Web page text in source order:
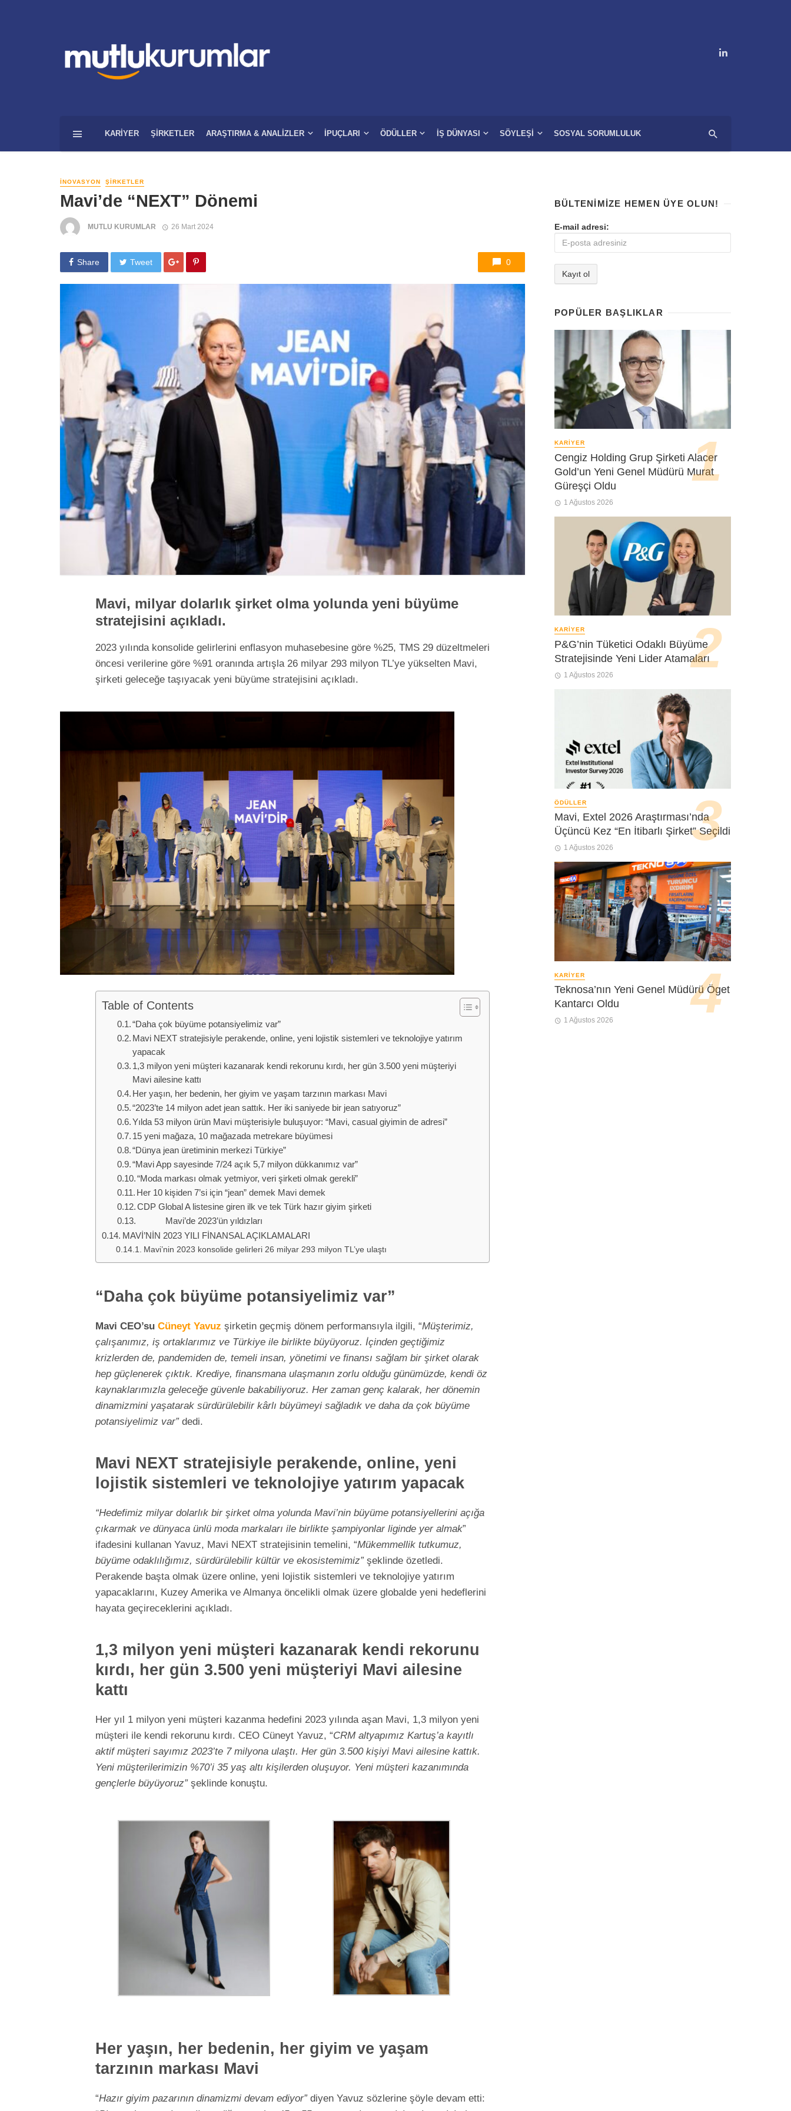
KARIYER ŞIRKETLER ARAŞTIRMA & ANALIZLER İPUÇLARI ÖDÜLLER İŞ DÜNYASI SÖYLEŞI SOSYAL SORUMLULUK
İNOVASYON ŞIRKETLER
Mavi’de “NEXT” Dönemi
MUTLU KURUMLAR 26 Mart 2024
Share Tweet 0
Mavi, milyar dolarlık şirket olma yolunda yeni büyüme
stratejisini açıkladı.
2023 yılında konsolide gelirlerini enflasyon muhasebesine göre %25, TMS 29 düzeltmeleri
öncesi verilerine göre %91 oranında artışla 26 milyar 293 milyon TL’ye yükselten Mavi,
şirketi geleceğe taşıyacak yeni büyüme stratejisini açıkladı.
Table of Contents
“Daha çok büyüme potansiyelimiz var”
Mavi NEXT stratejisiyle perakende, online, yeni lojistik sistemleri ve teknolojiye yatırım
yapacak
1,3 milyon yeni müşteri kazanarak kendi rekorunu kırdı, her gün 3.500 yeni müşteriyi
Mavi ailesine kattı
Her yaşın, her bedenin, her giyim ve yaşam tarzının markası Mavi
“2023’te 14 milyon adet jean sattık. Her iki saniyede bir jean satıyoruz”
Yılda 53 milyon ürün Mavi müşterisiyle buluşuyor: “Mavi, casual giyimin de adresi”
15 yeni mağaza, 10 mağazada metrekare büyümesi
“Dünya jean üretiminin merkezi Türkiye”
“Mavi App sayesinde 7/24 açık 5,7 milyon dükkanımız var”
“Moda markası olmak yetmiyor, veri şirketi olmak gerekli”
Her 10 kişiden 7’si için “jean” demek Mavi demek
CDP Global A listesine giren ilk ve tek Türk hazır giyim şirketi
Mavi’de 2023’ün yıldızları
MAVİ’NİN 2023 YILI FİNANSAL AÇIKLAMALARI
Mavi’nin 2023 konsolide gelirleri 26 milyar 293 milyon TL’ye ulaştı
“Daha çok büyüme potansiyelimiz var”
Mavi CEO’su Cüneyt Yavuz şirketin geçmiş dönem performansıyla ilgili, “Müşterimiz,
çalışanımız, iş ortaklarımız ve Türkiye ile birlikte büyüyoruz. İçinden geçtiğimiz
krizlerden de, pandemiden de, temeli insan, yönetimi ve finansı sağlam bir şirket olarak
hep güçlenerek çıktık. Krediye, finansmana ulaşmanın zorlu olduğu günümüzde, kendi öz
kaynaklarımızla geleceğe güvenle bakabiliyoruz. Her zaman genç kalarak, her dönemin
dinamizmini yaşatarak sürdürülebilir kârlı büyümeyi sağladık ve daha da çok büyüme
potansiyelimiz var”dedi.
Mavi NEXT stratejisiyle perakende, online, yeni
lojistik sistemleri ve teknolojiye yatırım yapacak
“Hedefimiz milyar dolarlık bir şirket olma yolunda Mavi’nin büyüme potansiyellerini açığa
çıkarmak ve dünyaca ünlü moda markaları ile birlikte şampiyonlar liginde yer almak”
ifadesini kullanan Yavuz, Mavi NEXT stratejisinin temelini, “Mükemmellik tutkumuz,
büyüme odaklılığımız, sürdürülebilir kültür ve ekosistemimiz”şeklinde özetledi.
Perakende başta olmak üzere online, yeni lojistik sistemleri ve teknolojiye yatırım
yapacaklarını, Kuzey Amerika ve Almanya öncelikli olmak üzere globalde yeni hedeflerini
hayata geçireceklerini açıkladı.
1,3 milyon yeni müşteri kazanarak kendi rekorunu
kırdı, her gün 3.500 yeni müşteriyi Mavi ailesine
kattı
Her yıl 1 milyon yeni müşteri kazanma hedefini 2023 yılında aşan Mavi, 1,3 milyon yeni
müşteri ile kendi rekorunu kırdı. CEO Cüneyt Yavuz, “CRM altyapımız Kartuş’a kayıtlı
aktif müşteri sayımız 2023’te 7 milyona ulaştı. Her gün 3.500 kişiyi Mavi ailesine kattık.
Yeni müşterilerimizin %70’i 35 yaş altı kişilerden oluşuyor. Yeni müşteri kazanımında
gençlerle büyüyoruz”şeklinde konuştu.
Her yaşın, her bedenin, her giyim ve yaşam
tarzının markası Mavi
“Hazır giyim pazarının dinamizmi devam ediyor”diyen Yavuz sözlerine şöyle devam etti:
BÜLTENIMIZE HEMEN ÜYE OLUN!
E-mail adresi:
POPÜLER BAŞLIKLAR
KARIYER
Cengiz Holding Grup Şirketi Alacer
Gold’un Yeni Genel Müdürü Murat
Güreşçi Oldu
1 Ağustos 2026
KARIYER
P&G’nin Tüketici Odaklı Büyüme
Stratejisinde Yeni Lider Atamaları
1 Ağustos 2026
ÖDÜLLER
Mavi, Extel 2026 Araştırması’nda
Üçüncü Kez “En İtibarlı Şirket” Seçildi
1 Ağustos 2026
KARIYER
Teknosa’nın Yeni Genel Müdürü Öget
Kantarcı Oldu
1 Ağustos 2026